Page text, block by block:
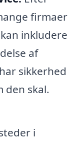
firmaer
inkludere
af
sikkerhed
den skal.
i